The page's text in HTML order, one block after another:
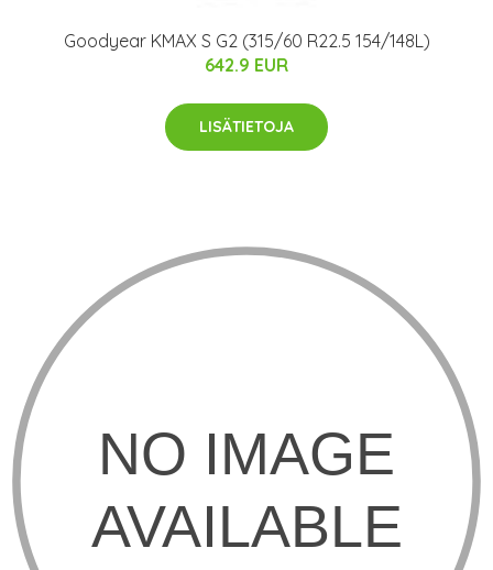
Goodyear KMAX S G2 (315/60 R22.5 154/148L)
642.9 EUR
LISÄTIETOJA